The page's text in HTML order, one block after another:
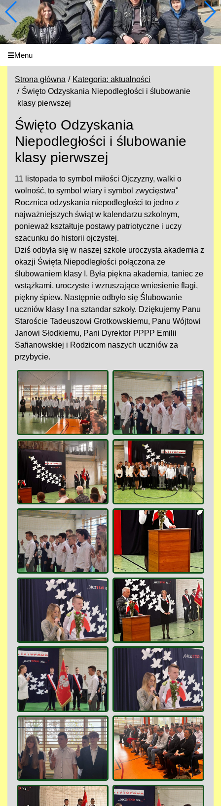
Menu
Strona główna
Kategoria: aktualności
Święto Odzyskania Niepodległości i ślubowanie
klasy pierwszej
Święto Odzyskania
Niepodległości i ślubowanie
klasy pierwszej
11 listopada to symbol miłości Ojczyzny, walki o
wolność, to symbol wiary i symbol zwycięstwa"
Rocznica odzyskania niepodległości to jedno z
najważniejszych świąt w kalendarzu szkolnym,
ponieważ kształtuje postawy patriotyczne i uczy
szacunku do historii ojczystej.
Dziś odbyła się w naszej szkole uroczysta akademia z
okazji Święta Niepodległości połączona ze
ślubowaniem klasy I. Była piękna akademia, taniec ze
wstążkami, uroczyste i wzruszające wniesienie flagi,
piękny śpiew. Następnie odbyło się Ślubowanie
uczniów klasy I na sztandar szkoły. Dziękujemy Panu
Staroście Tadeuszowi Grotkowskiemu, Panu Wójtowi
Janowi Słodkiemu, Pani Dyrektor PPPP Emilii
Safianowskiej i Rodzicom naszych uczniów za
przybycie.